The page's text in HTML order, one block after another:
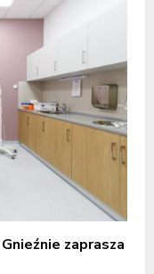
zaprasza